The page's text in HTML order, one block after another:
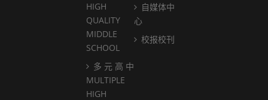
HIGH
QUALITY
MIDDLE
SCHOOL
多 元 高 中
MULTIPLE
HIGH
自媒体中
心
校报校刊